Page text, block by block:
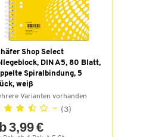
Shop Select
DIN A5, 80 Blatt,
Spiralbindung, 5
weiß
Varianten vorhanden
(3)
3,99 €